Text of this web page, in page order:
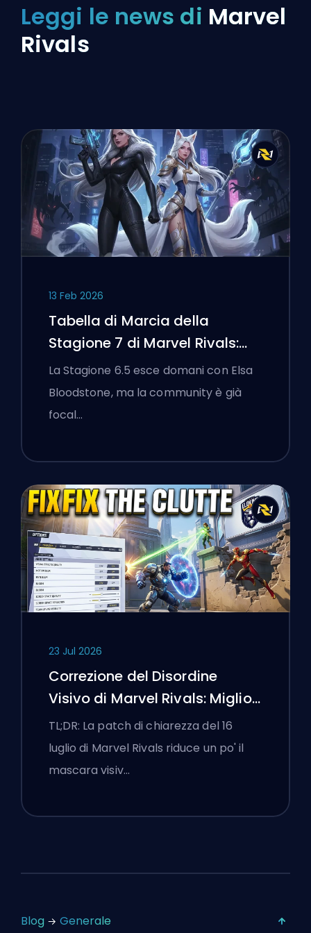
Leggi le news di Marvel
Rivals
13 Feb 2026
Tabella di Marcia della
Stagione 7 di Marvel Rivals:
Black Cat, White Fox e l'Evento
Monsters Take Manhattan
La Stagione 6.5 esce domani con Elsa
Bloodstone, ma la community è già
focal…
23 Jul 2026
Correzione del Disordine
Visivo di Marvel Rivals: Migliori
Impostazioni Competitive
Dopo la Patch del 16 Luglio
TL;DR: La patch di chiarezza del 16
luglio di Marvel Rivals riduce un po' il
mascara visiv…
Blog Generale